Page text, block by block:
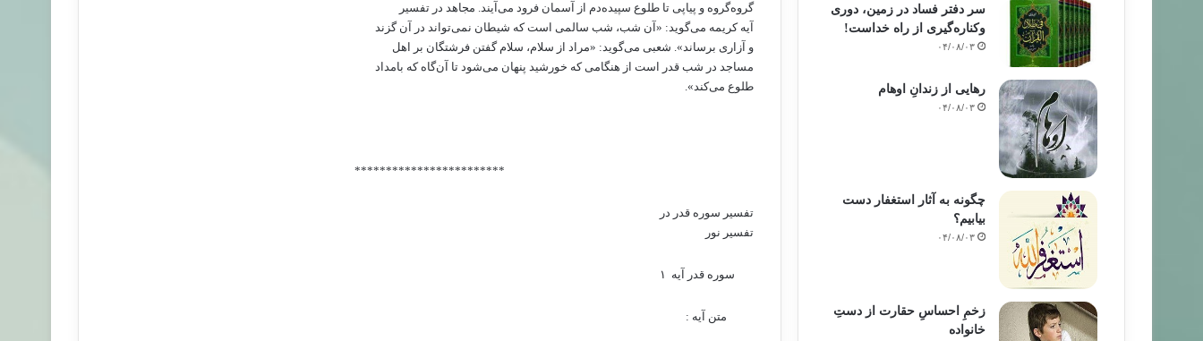
گروه‌گروه‌ و پیاپی‌ تا طلوع ‌سپیده‌دم‌ از آسمان‌ فرود می‌آیند. مجاهد در تفسیر
آیه‌ کریمه‌ می‌گوید: «آن ‌شب‌، شب‌ سالمی‌ است‌ که‌ شیطان‌ نمی‌تواند در آن‌ گزند
و آزاری‌ برساند». شعبی ‌می‌گوید: «مراد از سلام‌، سلام‌ گفتن‌ فرشتگان‌ بر اهل‌
مساجد در شب‌ قدر است‌ از هنگامی‌ که‌ خورشید پنهان‌ می‌شود تا آن‌گاه‌ که‌ بامداد
طلوع‌ می‌کند».
************************
تفسیر سوره قدر در
تفسیر نور
سوره قدر آیه ۱‏
‏ متن آیه : ‏
سر دفتر فساد در زمین‌، دوری
وکناره‌گیری از راه خداست‌!
۰۴/۰۸/۰۳
رهایی از زندانِ اوهام
۰۴/۰۸/۰۳
چگونه به آثار استغفار دست
بیابیم؟
۰۴/۰۸/۰۳
زخمِ احساسِ حقارت از دستِ
خانواده